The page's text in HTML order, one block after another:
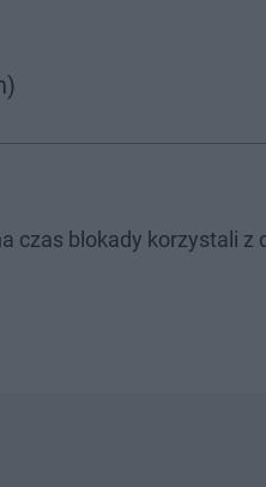
czas blokady korzystali z